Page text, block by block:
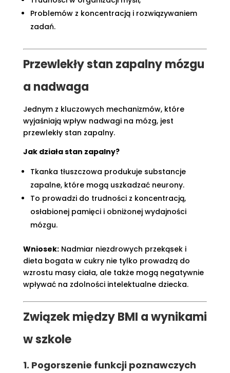
Problemów z koncentracją i rozwiązywaniem
zadań.
Przewlekły stan zapalny mózgu
a nadwaga
Jednym z kluczowych mechanizmów, które
wyjaśniają wpływ nadwagi na mózg, jest
przewlekły stan zapalny.
Jak działa stan zapalny?
Tkanka tłuszczowa produkuje substancje
zapalne, które mogą uszkadzać neurony.
To prowadzi do trudności z koncentracją,
osłabionej pamięci i obniżonej wydajności
mózgu.
Wniosek:Nadmiar niezdrowych przekąsek i
dieta bogata w cukry nie tylko prowadzą do
wzrostu masy ciała, ale także mogą negatywnie
wpływać na zdolności intelektualne dziecka.
Związek między BMI a wynikami
w szkole
1. Pogorszenie funkcji poznawczych